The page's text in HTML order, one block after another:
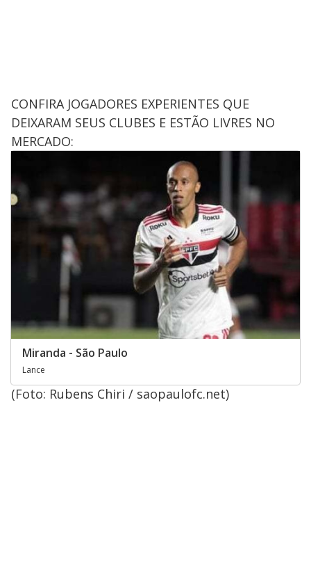
CONFIRA JOGADORES EXPERIENTES QUE
DEIXARAM SEUS CLUBES E ESTÃO LIVRES NO
MERCADO:
Miranda - São Paulo
Lance
(Foto: Rubens Chiri / saopaulofc.net)